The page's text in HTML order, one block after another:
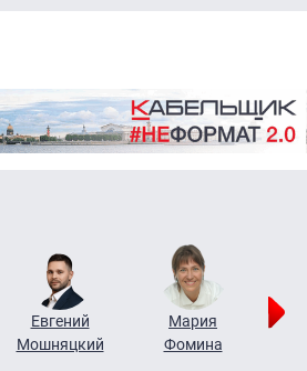
Евгений
Мошняцкий
Мария
Фомина